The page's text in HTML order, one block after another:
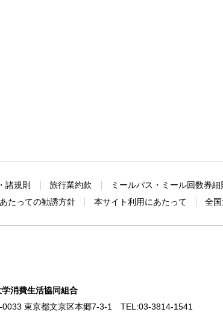
諸規則 旅行業約款 ミールパス・ミール回数券細
あたっての勧誘方針 本サイト利用にあたって 全
消費生活協同組合
0033 東京都文京区本郷7-3-1 TEL:03-3814-1541